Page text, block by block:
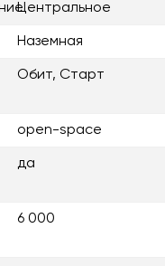
Центральное
Наземная
Обит, Старт
open-space
да
6 000